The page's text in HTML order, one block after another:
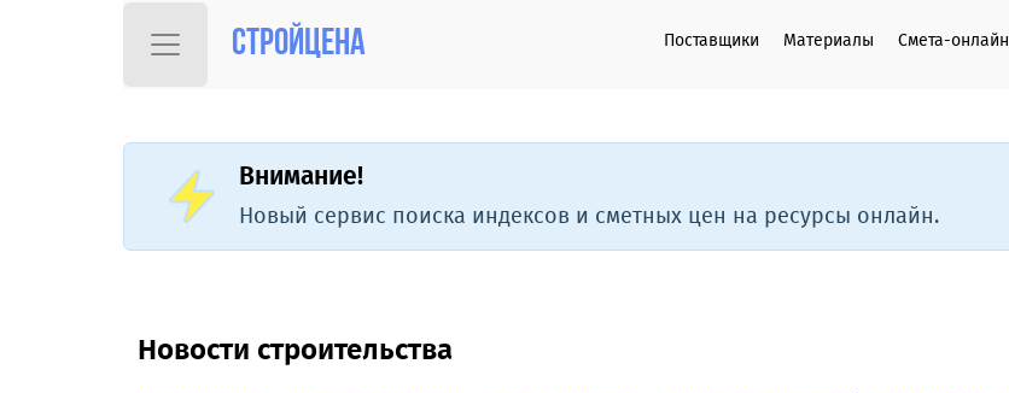
Стройцена Поставщики Материалы Смета-онлайн
Внимание!
Новый сервис поиска индексов и сметных цен на ресурсы онлайн.
Новости строительства